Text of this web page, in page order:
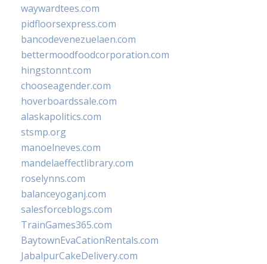
waywardtees.com
pidfloorsexpress.com
bancodevenezuelaen.com
bettermoodfoodcorporation.com
hingstonnt.com
chooseagender.com
hoverboardssale.com
alaskapolitics.com
stsmp.org
manoelneves.com
mandelaeffectlibrary.com
roselynns.com
balanceyoganj.com
salesforceblogs.com
TrainGames365.com
BaytownEvaCationRentals.com
JabalpurCakeDelivery.com